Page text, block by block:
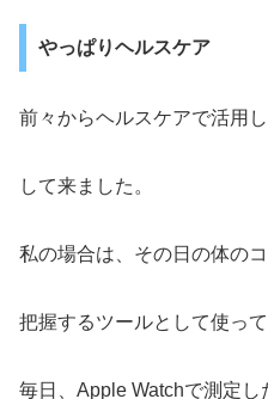
やっぱりヘルスケア
前々からヘルスケアで活用
して来ました。
私の場合は、その日の体の
把握するツールとして使って
毎日、Apple Watchで測定し